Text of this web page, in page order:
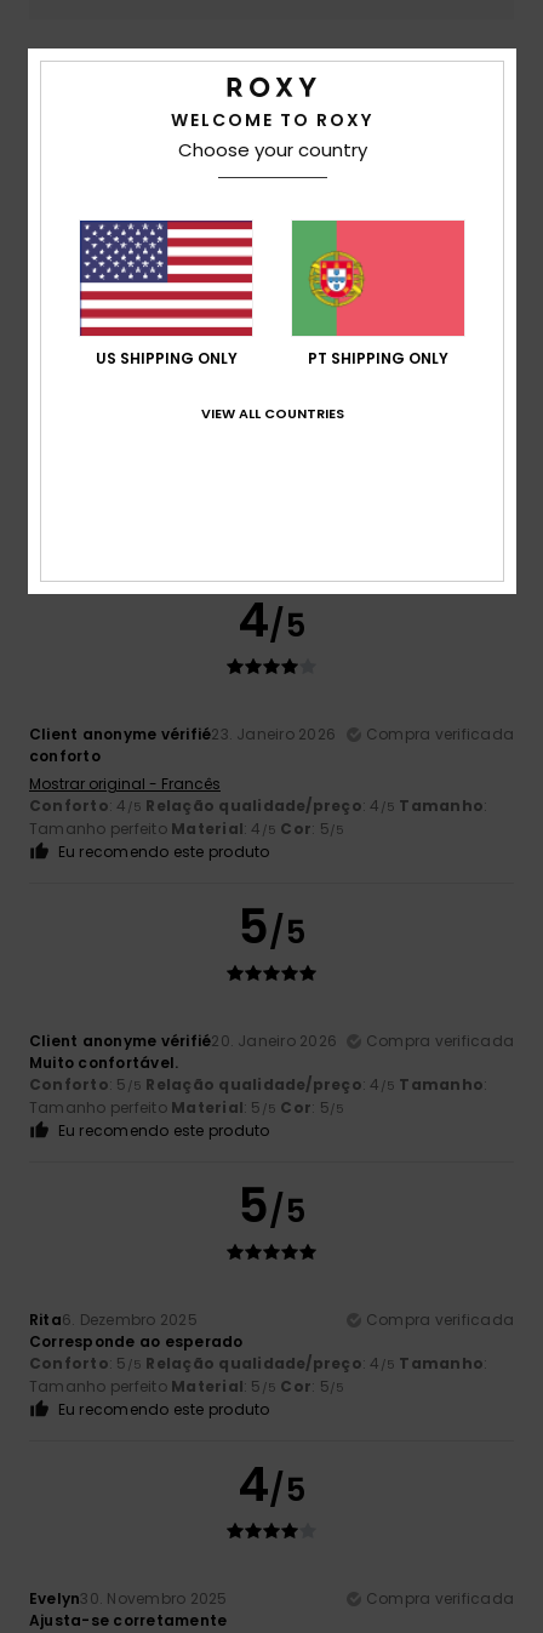
5/5
Client anonyme vérifié25. Fevereiro 2026
Compra verificada
É confortável
Mostrar original - Francês
Conforto: 5/5 Relação qualidade/preço: 5
Tamanho perfeitoMaterial: 5 : 5 /5
Eu recomendo este produto
5/5
4/5
Client anonyme vérifié23. Janeiro 2026
Compra verificada
conforto
Mostrar original - Francês
Conforto: 4 /5 Relação qualidade/preço: 4 /5 Tamanho:
Tamanho perfeito Material: 4 /5 Cor: 5/5
Eu recomendo este produto
5/5
Client anonyme vérifié20. Janeiro 2026
Compra verificada
Muito confortável.
Conforto: 5 /5 Relação qualidade/preço: 4 /5 Tamanho:
Tamanho perfeito Material: 5 /5 Cor: 5/5
Eu recomendo este produto
5/5
Rita6. Dezembro 2025
Compra verificada
Corresponde ao esperado
Conforto: 5 /5 Relação qualidade/preço: 4 /5 Tamanho:
Tamanho perfeito Material: 5 /5 Cor: 5/5
Eu recomendo este produto
4/5
Evelyn30. Novembro 2025
Compra verificada
Ajusta-se corretamente
WELCOME TO ROXY
Choose your country
US SHIPPING ONLY PT SHIPPING ONLY
VIEW ALL COUNTRIES